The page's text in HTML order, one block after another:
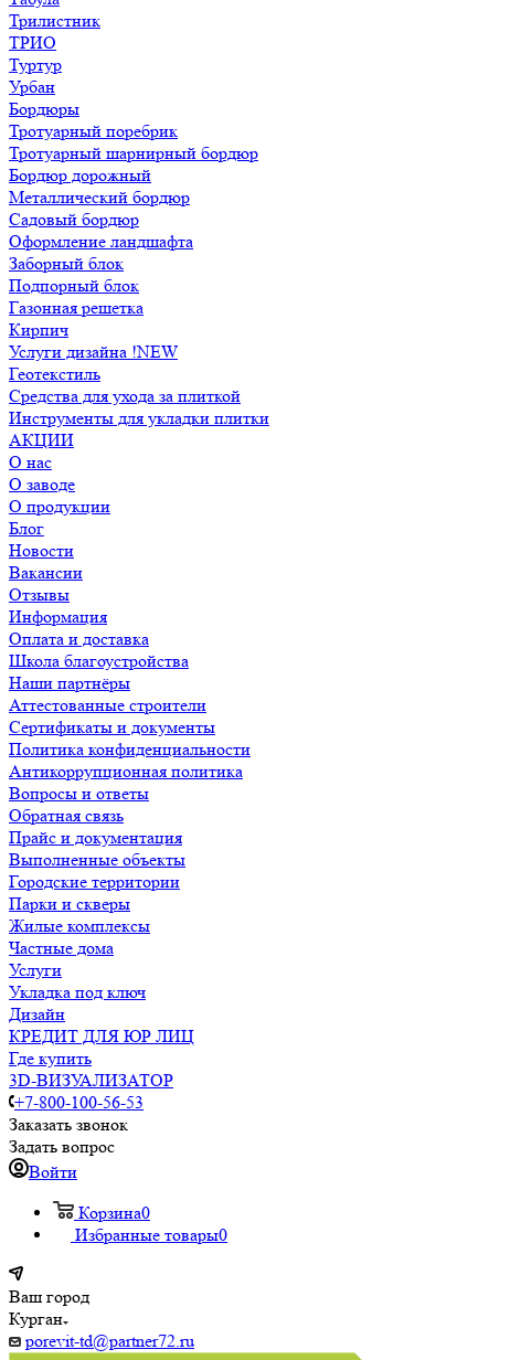
Трилистник
ТРИО
Туртур
Урбан
Бордюры
Тротуарный поребрик
Тротуарный шарнирный бордюр
Бордюр дорожный
Металлический бордюр
Садовый бордюр
Оформление ландшафта
Заборный блок
Подпорный блок
Газонная решетка
Кирпич
Услуги дизайна !NEW
Геотекстиль
Средства для ухода за плиткой
Инструменты для укладки плитки
АКЦИИ
О нас
О заводе
О продукции
Блог
Новости
Вакансии
Отзывы
Информация
Оплата и доставка
Школа благоустройства
Наши партнёры
Аттестованные строители
Сертификаты и документы
Политика конфиденциальности
Антикоррупционная политика
Вопросы и ответы
Обратная связь
Прайс и документация
Выполненные объекты
Городские территории
Парки и скверы
Жилые комплексы
Частные дома
Услуги
Укладка под ключ
Дизайн
КРЕДИТ ДЛЯ ЮР ЛИЦ
Где купить
3D-ВИЗУАЛИЗАТОР
+7-800-100-56-53
Заказать звонок
Задать вопрос
Войти
Корзина0
Избранные товары0
Ваш город
Курган
porevit-td@partner72.ru